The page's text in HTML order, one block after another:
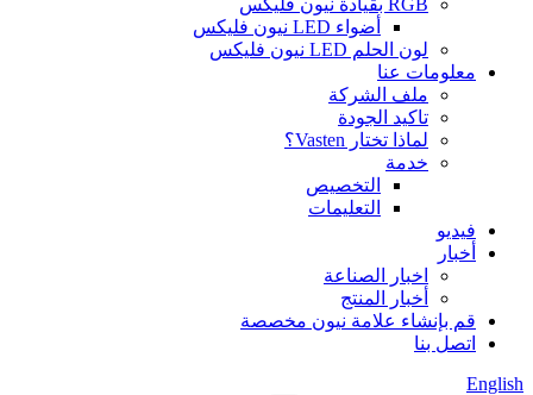
RGB بقيادة نيون فليكس
أضواء LED نيون فليكس
لون الحلم LED نيون فليكس
معلومات عنا
ملف الشركة
تاكيد الجودة
لماذا تختار Vasten؟
خدمة
التخصيص
التعليمات
فيديو
أخبار
اخبار الصناعة
أخبار المنتج
قم بإنشاء علامة نيون مخصصة
اتصل بنا
English